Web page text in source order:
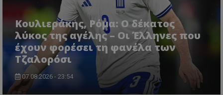
Κουλιεράκης, Ρόμα: Ο δέκατος
λύκος της αγέλης – Οι Έλληνες που
έχουν φορέσει τη φανέλα των
Τζαλορόσι
07.08.2026 - 23:54